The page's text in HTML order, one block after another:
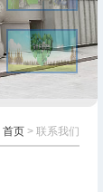
首页 > 联系我们